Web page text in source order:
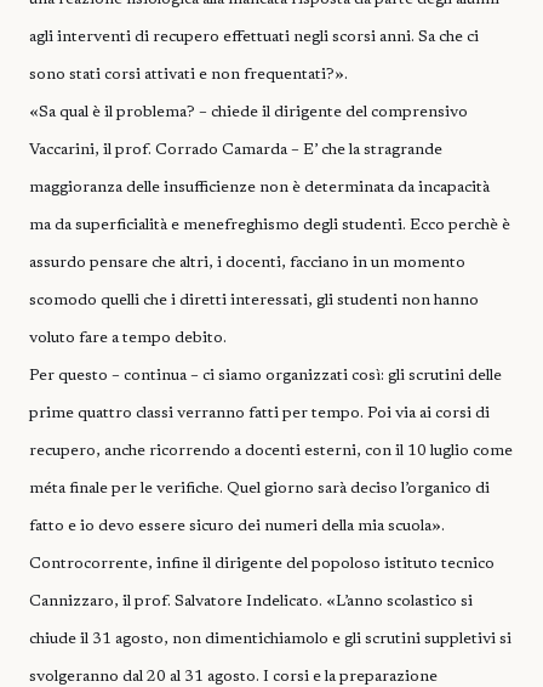
agli interventi di recupero effettuati negli scorsi anni. Sa che ci
sono stati corsi attivati e non frequentati?».
«Sa qual è il problema? – chiede il dirigente del comprensivo
Vaccarini, il prof. Corrado Camarda – E’ che la stragrande
maggioranza delle insufficienze non è determinata da incapacità
ma da superficialità e menefreghismo degli studenti. Ecco perchè è
assurdo pensare che altri, i docenti, facciano in un momento
scomodo quelli che i diretti interessati, gli studenti non hanno
voluto fare a tempo debito.
Per questo – continua – ci siamo organizzati così: gli scrutini delle
prime quattro classi verranno fatti per tempo. Poi via ai corsi di
recupero, anche ricorrendo a docenti esterni, con il 10 luglio come
méta finale per le verifiche. Quel giorno sarà deciso l’organico di
fatto e io devo essere sicuro dei numeri della mia scuola».
Controcorrente, infine il dirigente del popoloso istituto tecnico
Cannizzaro, il prof. Salvatore Indelicato. «L’anno scolastico si
chiude il 31 agosto, non dimentichiamolo e gli scrutini suppletivi si
svolgeranno dal 20 al 31 agosto. I corsi e la preparazione